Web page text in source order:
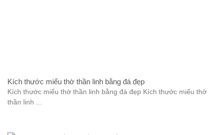
Kích thước miếu thờ thần linh bằng đá đẹp
Kích thước miếu thờ thần linh bằng đá đẹp Kích thước miếu thờ
thần linh ...